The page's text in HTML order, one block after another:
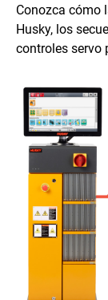
Conozca cómo
Husky, los
controles servo